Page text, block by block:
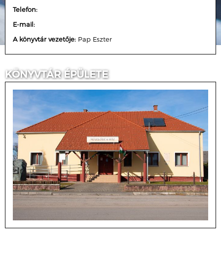
Telefon:
E-mail:
A könyvtár vezetője: Pap Eszter
KÖNYVTÁR ÉPÜLETE